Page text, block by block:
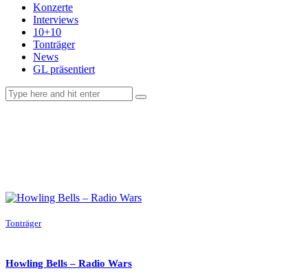
Konzerte
Interviews
10+10
Tonträger
News
GL präsentiert
Tonträger
Howling Bells – Radio Wars